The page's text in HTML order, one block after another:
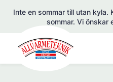
Inte en sommar till utan kyla.
sommar. Vi önskar